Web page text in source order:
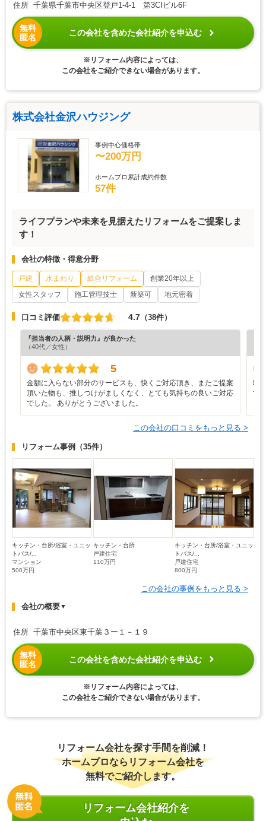
住所 千葉県千葉市中央区登戸1-4-1 第3CIビル6F
無料
匿名
この会社を含めた会社紹介を申込む
※リフォーム内容によっては、
この会社をご紹介できない場合があります。
株式会社金沢ハウジング
事例中心価格帯
〜200万円
ホームプロ累計成約件数
57件
ライフプランや未来を見据えたリフォームをご提案しま
す！
会社の特徴・得意分野
戸建 水まわり 総合リフォーム
創業20年以上
女性スタッフ
施工管理技士 新築可 地元密着
口コミ評価 4.7 （38件）
『担当者の人柄・説明力』が良かった
（40代／女性）
5
金額に入らない部分のサービスも、快くご対応頂き、またご提案
頂いた物も、推しつけがましくなく、とても気持ちの良いご対応
でした。 ありがとうございました。
職
す
この会社の口コミをもっと見る >
リフォーム事例 （35件）
キッチン・台所/浴室・ユニッ
トバス/...
マンション
500万円
キッチン・台所
戸建住宅
110万円
キッチン・台所/浴室・ユニッ
トバス/...
戸建住宅
800万円
この会社の事例をもっと見る >
会社の概要▼
住所 千葉市中央区東千葉３ー１－１９
無料
匿名
この会社を含めた会社紹介を申込む
※リフォーム内容によっては、
この会社をご紹介できない場合があります。
リフォーム会社を探す手間を削減！
ホームプロならリフォーム会社を
無料でご紹介します。
リフォーム会社紹介を